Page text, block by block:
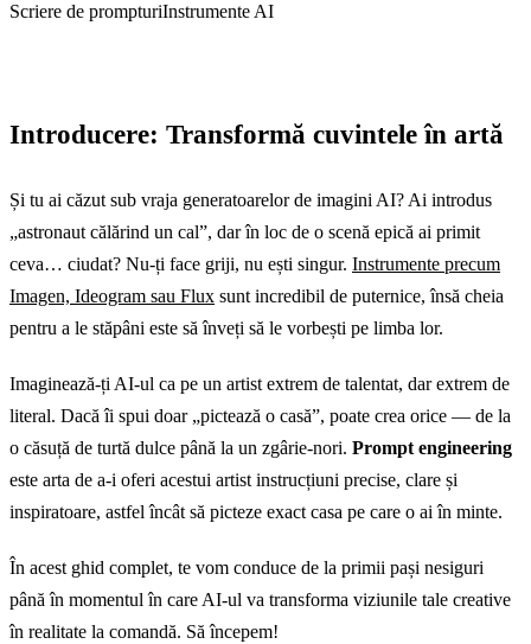
Scriere de prompturiInstrumente AI
Introducere: Transformă cuvintele în artă
Și tu ai căzut sub vraja generatoarelor de imagini AI? Ai introdus
„astronaut călărind un cal”, dar în loc de o scenă epică ai primit
ceva… ciudat? Nu-ți face griji, nu ești singur. Instrumente precum
Imagen, Ideogram sau Flux sunt incredibil de puternice, însă cheia
pentru a le stăpâni este să înveți să le vorbești pe limba lor.
Imaginează-ți AI-ul ca pe un artist extrem de talentat, dar extrem de
literal. Dacă îi spui doar „pictează o casă”, poate crea orice — de la
o căsuță de turtă dulce până la un zgârie-nori. Prompt engineering
este arta de a-i oferi acestui artist instrucțiuni precise, clare și
inspiratoare, astfel încât să picteze exact casa pe care o ai în minte.
În acest ghid complet, te vom conduce de la primii pași nesiguri
până în momentul în care AI-ul va transforma viziunile tale creative
în realitate la comandă. Să începem!